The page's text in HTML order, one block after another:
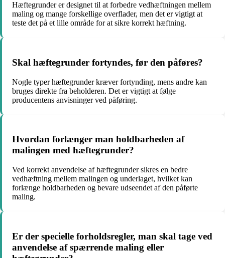
Hæftegrunder er designet til at forbedre vedhæftningen mellem
maling og mange forskellige overflader, men det er vigtigt at
teste det på et lille område for at sikre korrekt hæftning.
Skal hæftegrunder fortyndes, før den påføres?
Nogle typer hæftegrunder kræver fortynding, mens andre kan
bruges direkte fra beholderen. Det er vigtigt at følge
producentens anvisninger ved påføring.
Hvordan forlænger man holdbarheden af
malingen med hæftegrunder?
Ved korrekt anvendelse af hæftegrunder sikres en bedre
vedhæftning mellem malingen og underlaget, hvilket kan
forlænge holdbarheden og bevare udseendet af den påførte
maling.
Er der specielle forholdsregler, man skal tage ved
anvendelse af spærrende maling eller